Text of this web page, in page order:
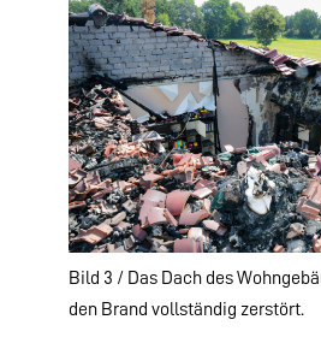
Bild 3 / Das Dach des
den Brand vollständig zerstört.